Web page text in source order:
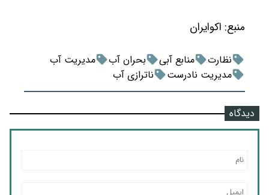
منبع: اکوایران
نظارت منابع آبی بحران آب
مدیریت آب
مدیریت نادرست
ناترازی آب
دیدگاه